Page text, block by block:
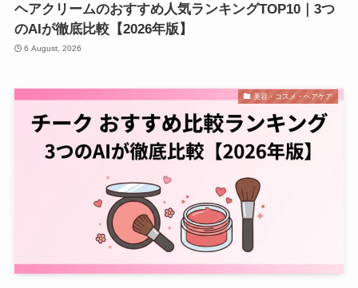
ヘアクリームのおすすめ人気ランキングTOP10｜3つ
のAIが徹底比較【2026年版】
6 August, 2026
美容・コスメ・ヘアケア